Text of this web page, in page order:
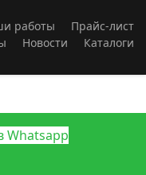
работы
Прайс-лист
Новости Каталоги
Whatsapp